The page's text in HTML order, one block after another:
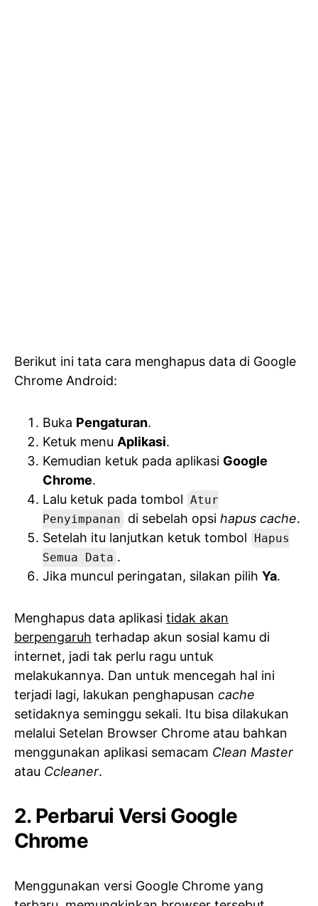
Berikut ini tata cara menghapus data di Google
Chrome Android:
Buka Pengaturan.
Ketuk menu Aplikasi.
Kemudian ketuk pada aplikasi Google
Chrome.
Lalu ketuk pada tombol Atur
Penyimpanan
di sebelah opsi hapus cache.
Setelah itu lanjutkan ketuk tombol
Hapus
Semua Data .
Jika muncul peringatan, silakan pilih Ya.
Menghapus data aplikasi tidak akan
berpengaruh terhadap akun sosial kamu di
internet, jadi tak perlu ragu untuk
melakukannya. Dan untuk mencegah hal ini
terjadi lagi, lakukan penghapusan cache
setidaknya seminggu sekali. Itu bisa dilakukan
melalui Setelan Browser Chrome atau bahkan
menggunakan aplikasi semacam Clean Master
atau Ccleaner.
2. Perbarui Versi Google
Chrome
Menggunakan versi Google Chrome yang